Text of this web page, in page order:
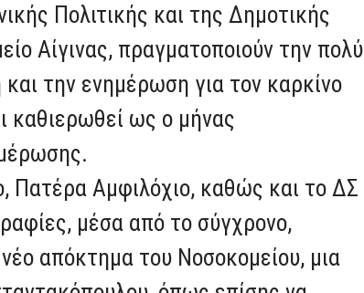
Πολιτικής και της Δημοτικής
Αίγινας, πραγματοποιούν την πολύ
την ενημέρωση για τον καρκίνο
καθιερωθεί ως ο μήνας
Πατέρα Αμφιλόχιο, καθώς και το ΔΣ
μέσα από το σύγχρονο,
απόκτημα του Νοσοκομείου, μια